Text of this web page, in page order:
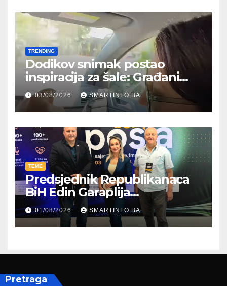
TRENDING
Dodikov snimak postao
inspiracija za šale: Građani
kroz parodiju poslali poruku
03/08/2026 SMARTINFO.BA
TEME
Predsjednik Republikanaca
BiH Edin Garaplija
prisustvovao prezentaciji
Federalnog sajma
zapošljavanja
01/08/2026 SMARTINFO.BA
Pretraga